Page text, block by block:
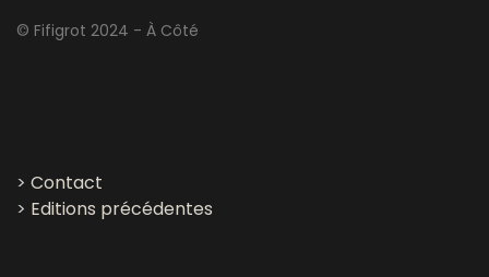
© Fifigrot 2024 - À Côté
> Contact
> Editions précédentes